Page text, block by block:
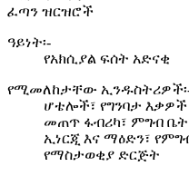
ፈጣን ዝርዝሮች
ዓይነት፡-
የአክሲያል ፍሰት አድናቂ
የሚመለከታቸው
ሆቴሎች፣ የግንባታ
መጠጥ ፋብሪካ፣ ምግብ
ኢነርጂ እና ማዕድን፣
የማስታወቂያ ድርጅት